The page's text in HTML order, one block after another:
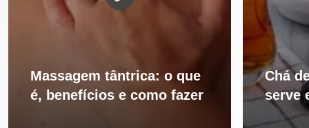
Massagem tântrica: o que
é, benefícios e como fazer
Chá
serve